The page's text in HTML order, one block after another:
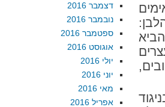
דצמבר 2016
נובמבר 2016
ספטמבר 2016
אוגוסט 2016
יולי 2016
יוני 2016
מאי 2016
אפריל 2016